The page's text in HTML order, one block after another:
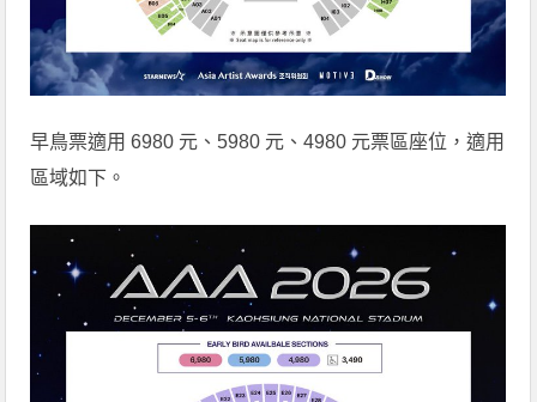
早鳥票適用 6980 元、5980 元、4980 元票區座位，適用
區域如下。